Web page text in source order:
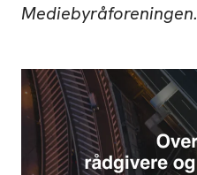
Mediebyråforeningen.